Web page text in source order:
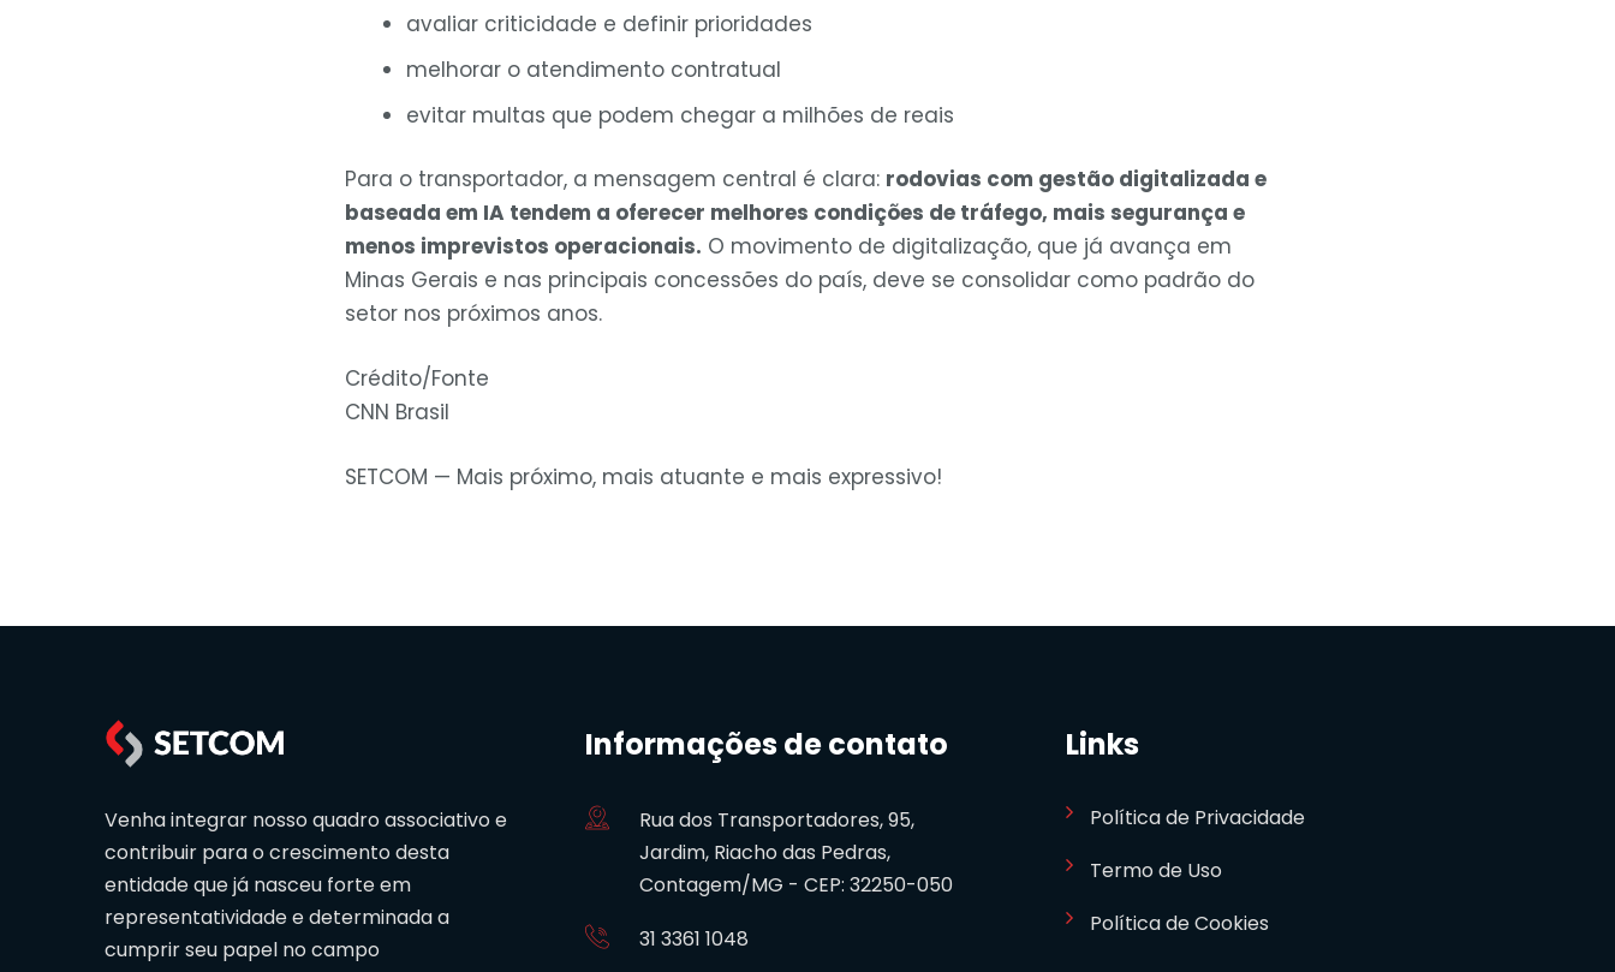
avaliar criticidade e definir prioridades
melhorar o atendimento contratual
evitar multas que podem chegar a milhões de reais
Para o transportador, a mensagem central é clara: rodovias com gestão digitalizada e
baseada em IA tendem a oferecer melhores condições de tráfego, mais segurança e
menos imprevistos operacionais. O movimento de digitalização, que já avança em
Minas Gerais e nas principais concessões do país, deve se consolidar como padrão do
setor nos próximos anos.
Crédito/Fonte
CNN Brasil
SETCOM — Mais próximo, mais atuante e mais expressivo!
Venha integrar nosso quadro associativo e
contribuir para o crescimento desta
entidade que já nasceu forte em
representatividade e determinada a
cumprir seu papel no campo
Informações de contato
Rua dos Transportadores, 95,
Jardim, Riacho das Pedras,
Contagem/MG - CEP: 32250-050
31 3361 1048
Links
Política de Privacidade
Termo de Uso
Política de Cookies